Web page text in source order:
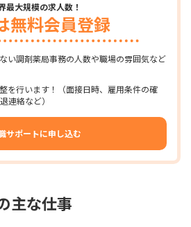
最大規模の求人数！
無料会員登録
い調剤薬局事務の人数や職場の雰囲気など
を行います！（面接日時、雇用条件の確
連絡など）
サポートに申し込む
主な仕事